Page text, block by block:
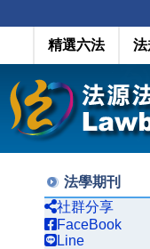
精選六法 法
法學期刊
社群分享
FaceBook
Line